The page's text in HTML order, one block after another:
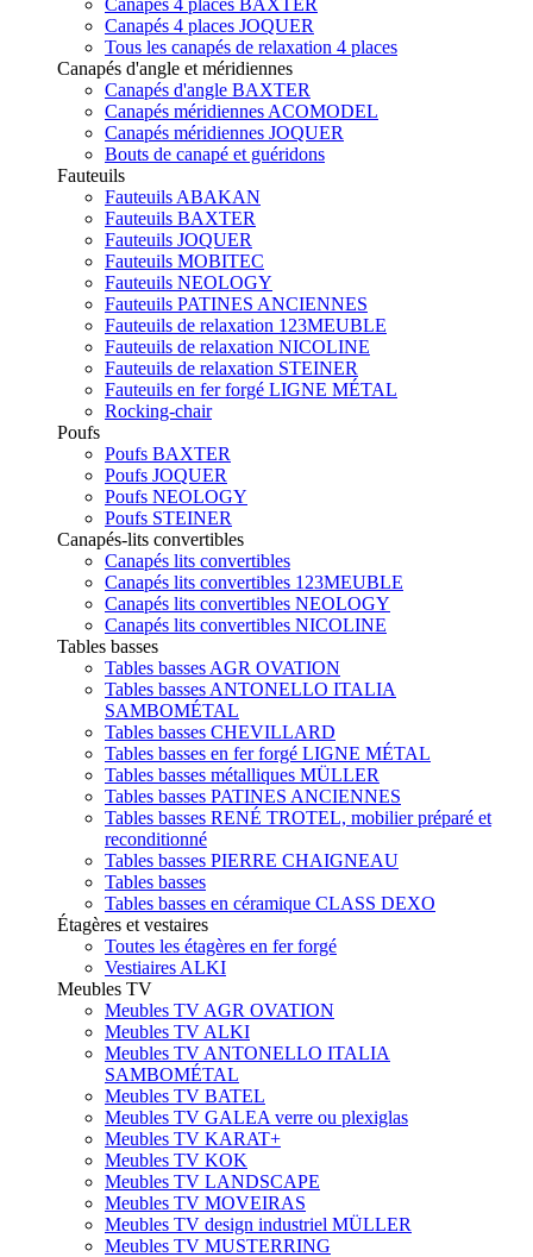
Canapés 4 places BAXTER
Canapés 4 places JOQUER
Tous les canapés de relaxation 4 places
Canapés d'angle et méridiennes
Canapés d'angle BAXTER
Canapés méridiennes ACOMODEL
Canapés méridiennes JOQUER
Bouts de canapé et guéridons
Fauteuils
Fauteuils ABAKAN
Fauteuils BAXTER
Fauteuils JOQUER
Fauteuils MOBITEC
Fauteuils NEOLOGY
Fauteuils PATINES ANCIENNES
Fauteuils de relaxation 123MEUBLE
Fauteuils de relaxation NICOLINE
Fauteuils de relaxation STEINER
Fauteuils en fer forgé LIGNE MÉTAL
Rocking-chair
Poufs
Poufs BAXTER
Poufs JOQUER
Poufs NEOLOGY
Poufs STEINER
Canapés-lits convertibles
Canapés lits convertibles
Canapés lits convertibles 123MEUBLE
Canapés lits convertibles NEOLOGY
Canapés lits convertibles NICOLINE
Tables basses
Tables basses AGR OVATION
Tables basses ANTONELLO ITALIA
SAMBOMÉTAL
Tables basses CHEVILLARD
Tables basses en fer forgé LIGNE MÉTAL
Tables basses métalliques MÜLLER
Tables basses PATINES ANCIENNES
Tables basses RENÉ TROTEL, mobilier préparé et
reconditionné
Tables basses PIERRE CHAIGNEAU
Tables basses
Tables basses en céramique CLASS DEXO
Étagères et vestaires
Toutes les étagères en fer forgé
Vestiaires ALKI
Meubles TV
Meubles TV AGR OVATION
Meubles TV ALKI
Meubles TV ANTONELLO ITALIA
SAMBOMÉTAL
Meubles TV BATEL
Meubles TV GALEA verre ou plexiglas
Meubles TV KARAT+
Meubles TV KOK
Meubles TV LANDSCAPE
Meubles TV MOVEIRAS
Meubles TV design industriel MÜLLER
Meubles TV MUSTERRING